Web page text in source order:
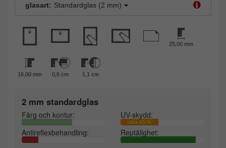
glasart: Standardglas (2 mm)
25,00 mm
16,00 mm 0,6 cm 1,1 cm
2 mm standardglas
Färg och kontur: UV-skydd:
cirka 45 %
Antireflexbehandling: Reptålighet: